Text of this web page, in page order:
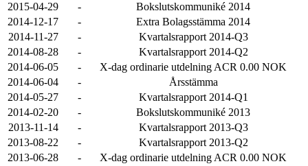
2015-04-29
-
Bokslutskommuniké 2014
2014-12-17
-
Extra Bolagsstämma 2014
2014-11-27
-
Kvartalsrapport 2014-Q3
2014-08-28
-
Kvartalsrapport 2014-Q2
2014-06-05
-
X-dag ordinarie utdelning ACR 0.00 NOK
2014-06-04
-
Årsstämma
2014-05-27
-
Kvartalsrapport 2014-Q1
2014-02-20
-
Bokslutskommuniké 2013
2013-11-14
-
Kvartalsrapport 2013-Q3
2013-08-22
-
Kvartalsrapport 2013-Q2
2013-06-28
-
X-dag ordinarie utdelning ACR 0.00 NOK